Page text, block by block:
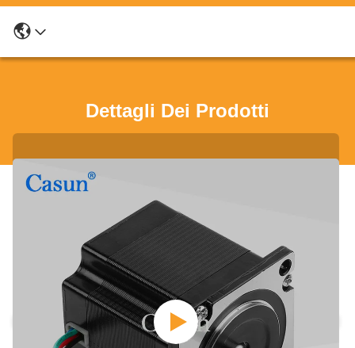
Dettagli Dei Prodotti